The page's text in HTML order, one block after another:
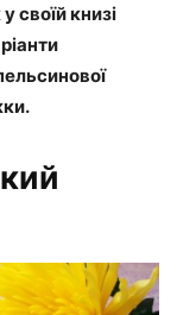
своїй книзі